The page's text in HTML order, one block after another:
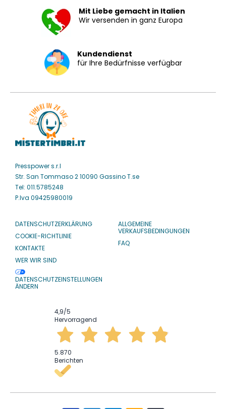
Mit Liebe gemacht in Italien
Wir versenden in ganz Europa
Kundendienst
für Ihre Bedürfnisse verfügbar
Presspower s.r.l
Str. San Tommaso 2 10090 Gassino T.se
Tel: 011.5785248
P.Iva 09425980019
DATENSCHUTZERKLÄRUNG
COOKIE-RICHTLINIE
KONTAKTE
WER WIR SIND
DATENSCHUTZEINSTELLUNGEN
ÄNDERN
ALLGEMEINE
VERKAUFSBEDINGUNGEN
FAQ
4,9/5
Hervorragend
5.870
Berichten